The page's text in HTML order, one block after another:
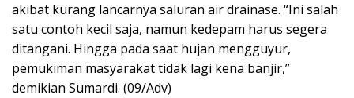
akibat kurang lancarnya saluran air drainase. “Ini salah
satu contoh kecil saja, namun kedepam harus segera
ditangani. Hingga pada saat hujan mengguyur,
pemukiman masyarakat tidak lagi kena banjir,”
demikian Sumardi. (09/Adv)